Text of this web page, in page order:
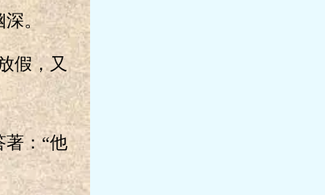
深。
假，又
：“他